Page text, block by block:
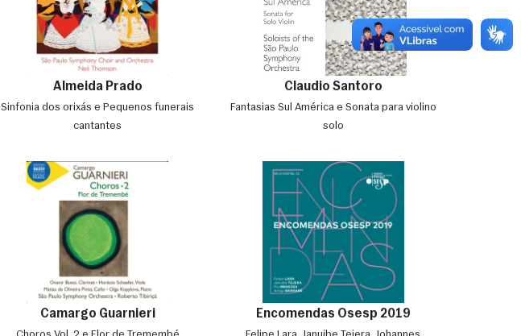
Almeida Prado
Sinfonia dos orixás e Pequenos funerais
cantantes
Claudio Santoro
Fantasias Sul América e Sonata para violino
solo
Camargo Guarnieri Encomendas Osesp 2019